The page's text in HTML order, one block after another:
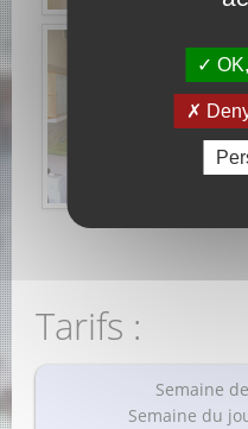
Tarifs :
Semaine
Semaine du